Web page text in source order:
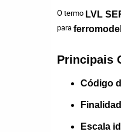
O termo LVL
para
Principais
Código
Escala